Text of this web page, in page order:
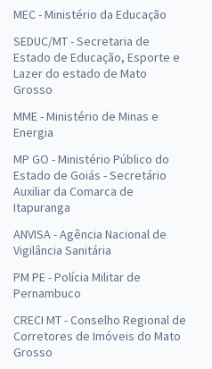
MEC - Ministério da Educação
SEDUC/MT - Secretaria de
Estado de Educação, Esporte e
Lazer do estado de Mato
Grosso
MME - Ministério de Minas e
Energia
MP GO - Ministério Público do
Estado de Goiás - Secretário
Auxiliar da Comarca de
Itapuranga
ANVISA - Agência Nacional de
Vigilância Sanitária
PM PE - Polícia Militar de
Pernambuco
CRECI MT - Conselho Regional de
Corretores de Imóveis do Mato
Grosso